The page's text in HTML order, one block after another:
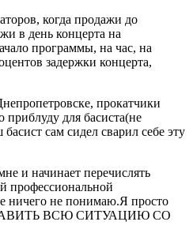
когда продажи до
в день концерта на
программы, на час, на
задержки концерта,
прокатчики
приблуду для басиста(не
сам сидел сварил себе эту
и начинает перечислять
профессиональной
ничего не понимаю.Я просто
ВСЮ СИТУАЦИЮ СО